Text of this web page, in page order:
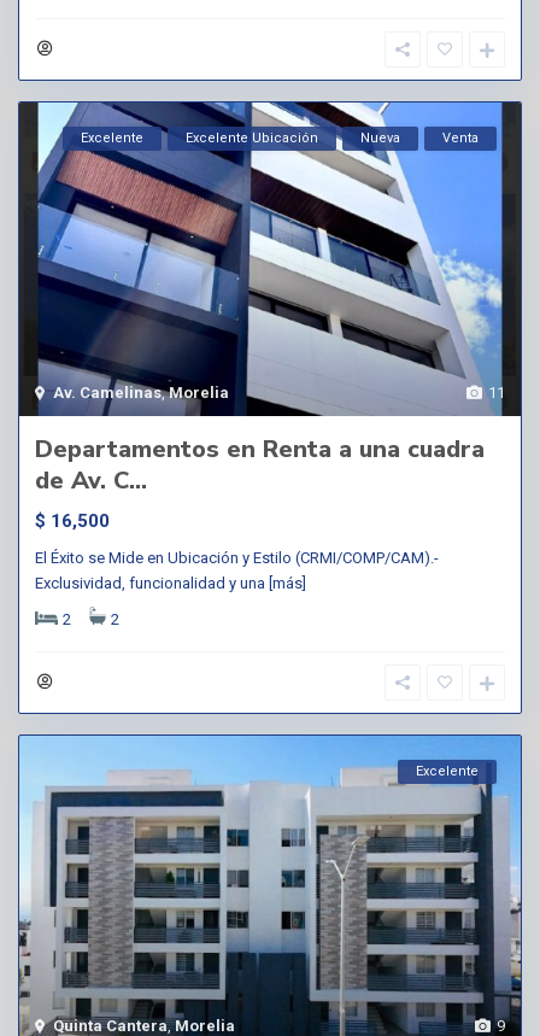
11
Av. Camelinas,Morelia
Excelente Excelente Ubicación Nueva Venta
Departamentos en Renta a una cuadra
de Av. C...
$ 16,500
El Éxito se Mide en Ubicación y Estilo (CRMI/COMP/CAM).-
Exclusividad, funcionalidad y una [más]
2
2
9
Quinta Cantera,Morelia
Excelente